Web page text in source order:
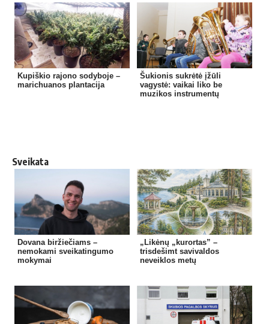
Kupiškio rajono sodyboje –
marichuanos plantacija
Šukionis sukrėtė įžūli
vagystė: vaikai liko be
muzikos instrumentų
Sveikata
Dovana biržiečiams –
nemokami sveikatingumo
mokymai
„Likėnų „kurortas” –
trisdešimt savivaldos
neveiklos metų